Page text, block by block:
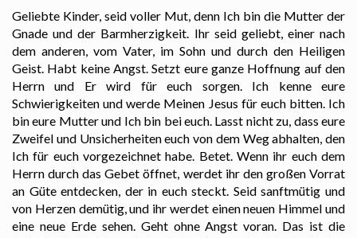
Geliebte Kinder, seid voller Mut, denn Ich bin die Mutter der
Gnade und der Barmherzigkeit. Ihr seid geliebt, einer nach
dem anderen, vom Vater, im Sohn und durch den Heiligen
Geist. Habt keine Angst. Setzt eure ganze Hoffnung auf den
Herrn und Er wird für euch sorgen. Ich kenne eure
Schwierigkeiten und werde Meinen Jesus für euch bitten. Ich
bin eure Mutter und Ich bin bei euch. Lasst nicht zu, dass eure
Zweifel und Unsicherheiten euch von dem Weg abhalten, den
Ich für euch vorgezeichnet habe. Betet. Wenn ihr euch dem
Herrn durch das Gebet öffnet, werdet ihr den großen Vorrat
an Güte entdecken, der in euch steckt. Seid sanftmütig und
von Herzen demütig, und ihr werdet einen neuen Himmel und
eine neue Erde sehen. Geht ohne Angst voran. Das ist die